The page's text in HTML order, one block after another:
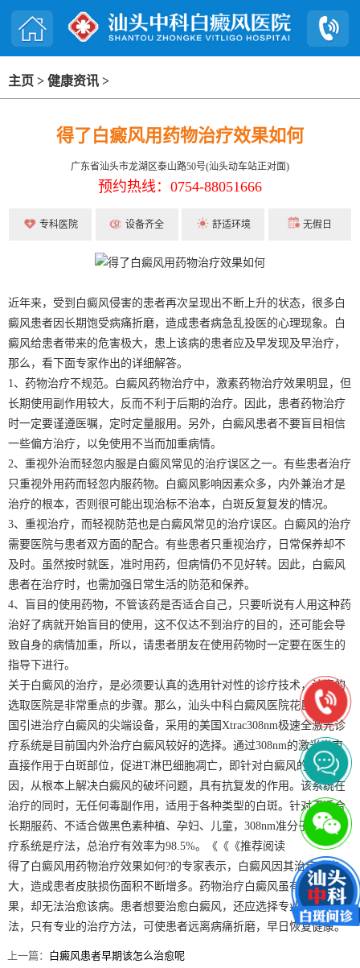
主页 > 健康资讯 >
得了白癜风用药物治疗效果如何
广东省汕头市龙湖区泰山路50号(汕头动车站正对面)
预约热线：0754-88051666
专科医院 设备齐全 舒适环境 无假日
近年来，受到白癜风侵害的患者再次呈现出不断上升的状态，很多白
癜风患者因长期饱受病痛折磨，造成患者病急乱投医的心理现象。白
癜风给患者带来的危害极大，患上该病的患者应及早发现及早治疗，
那么，看下面专家作出的详细解答。
1、药物治疗不规范。白癜风药物治疗中，激素药物治疗效果明显，但
长期使用副作用较大，反而不利于后期的治疗。因此，患者药物治疗
时一定要谨遵医嘱，定时定量服用。另外，白癜风患者不要盲目相信
一些偏方治疗，以免使用不当而加重病情。
2、重视外治而轻忽内服是白癜风常见的治疗误区之一。有些患者治疗
只重视外用药而轻忽内服药物。白癜风影响因素众多，内外兼治才是
治疗的根本，否则很可能出现治标不治本，白斑反复复发的情况。
3、重视治疗，而轻视防范也是白癜风常见的治疗误区。白癜风的治疗
需要医院与患者双方面的配合。有些患者只重视治疗，日常保养却不
及时。虽然按时就医，准时用药，但病情仍不见好转。因此，白癜风
患者在治疗时，也需加强日常生活的防范和保养。
4、盲目的使用药物，不管该药是否适合自己，只要听说有人用这种药
治好了病就开始盲目的使用，这不仅达不到治疗的目的，还可能会导
致自身的病情加重，所以，请患者朋友在使用药物时一定要在医生的
指导下进行。
关于白癜风的治疗，是必须要认真的选用针对性的诊疗技术，认真的
选取医院是非常重点的步骤。那么，汕头中科白癜风医院花巨资从美
国引进治疗白癜风的尖端设备，采用的美国Xtrac308nm极速全激光诊
疗系统是目前国内外治疗白癜风较好的选择。通过308nm的激光光束
直接作用于白斑部位，促进T淋巴细胞凋亡，即针对白癜风的发病原
因，从根本上解决白癜风的破坏问题，具有抗复发的作用。该系统在
治疗的同时，无任何毒副作用，适用于各种类型的白斑。针对不适合
长期服药、不适合做黑色素种植、孕妇、儿童，308nm准分子激光治
疗系统是疗法，总治疗有效率为98.5%。《《《推荐阅读
得了白癜风用药物治疗效果如何?的专家表示，白癜风因其治疗难度
大，造成患者皮肤损伤面积不断增多。药物治疗白癜风虽有明显效
果，却无法治愈该病。患者想要治愈白癜风，还应选择专业的治疗方
法，只有专业的治疗方法，可使患者远离病痛折磨，早日恢复健康。
上一篇： 白癜风患者早期该怎么治愈呢